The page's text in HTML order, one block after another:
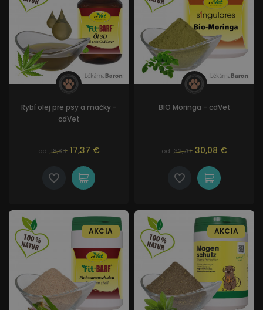
Rybí olej pre psy a mačky -
cdVet
od 18,88 17,37 €
BIO Moringa - cdVet
od 32,70 30,08 €
AKCIA AKCIA